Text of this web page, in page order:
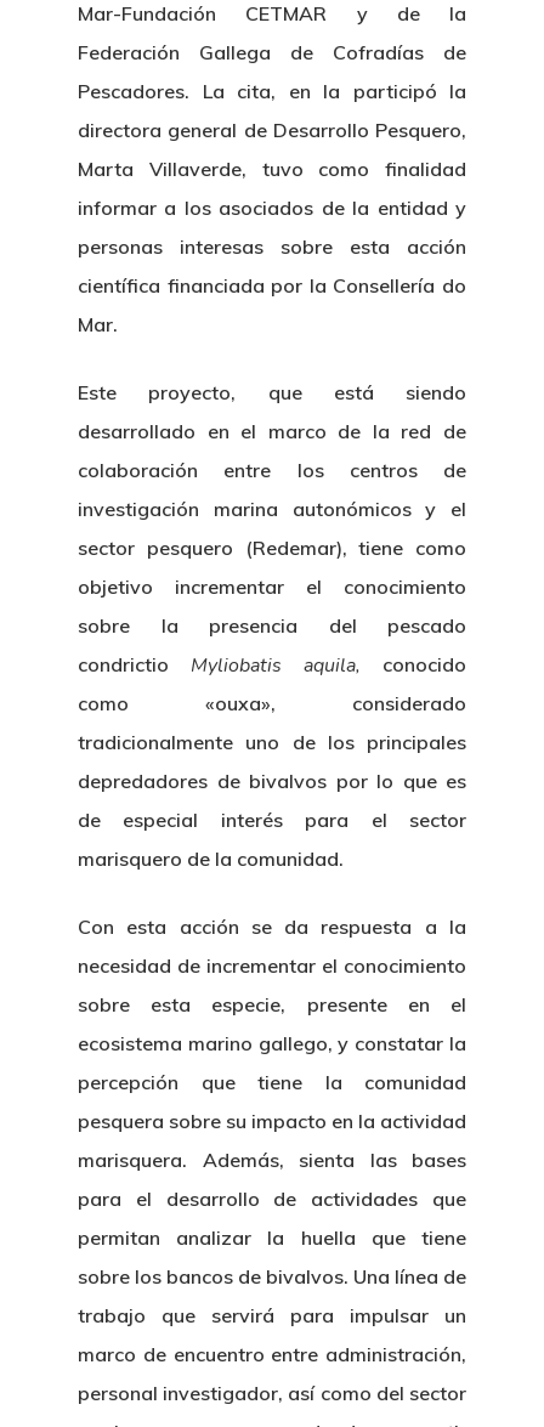
Mar-Fundación CETMAR y de la
Federación Gallega de Cofradías de
Pescadores. La cita, en la participó la
directora general de Desarrollo Pesquero,
Marta Villaverde, tuvo como finalidad
informar a los asociados de la entidad y
personas interesas sobre esta acción
científica financiada por la Consellería do
Mar.
Este proyecto, que está siendo
desarrollado en el marco de la red de
colaboración entre los centros de
investigación marina autonómicos y el
sector pesquero (Redemar), tiene como
objetivo incrementar el conocimiento
sobre la presencia del pescado
condrictio Myliobatis aquila, conocido
como «ouxa», considerado
tradicionalmente uno de los principales
depredadores de bivalvos por lo que es
de especial interés para el sector
marisquero de la comunidad.
Con esta acción se da respuesta a la
necesidad de incrementar el conocimiento
sobre esta especie, presente en el
ecosistema marino gallego, y constatar la
percepción que tiene la comunidad
pesquera sobre su impacto en la actividad
marisquera. Además, sienta las bases
para el desarrollo de actividades que
permitan analizar la huella que tiene
sobre los bancos de bivalvos. Una línea de
trabajo que servirá para impulsar un
marco de encuentro entre administración,
personal investigador, así como del sector
Nosotros